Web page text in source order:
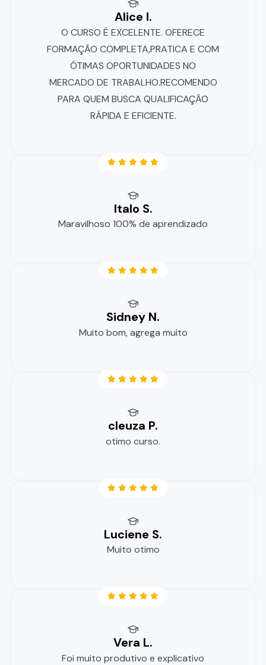
Alice I.
O CURSO É EXCELENTE. OFERECE
FORMAÇÃO COMPLETA,PRATICA E COM
ÓTIMAS OPORTUNIDADES NO
MERCADO DE TRABALHO.RECOMENDO
PARA QUEM BUSCA QUALIFICAÇÃO
RÁPIDA E EFICIENTE.
Italo S.
Maravilhoso 100% de aprendizado
Sidney N.
Muito bom, agrega muito
cleuza P.
otimo curso.
Luciene S.
Muito otimo
Vera L.
Foi muito produtivo e explicativo